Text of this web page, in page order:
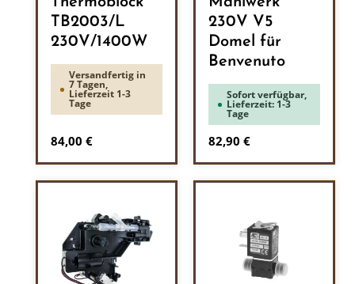
TB2003/L
230V/1400W
Versandfertig in
7 Tagen,
Lieferzeit 1-3
Tage
Regulärer Preis:
84,00 €
230V V5
Domel für
Benvenuto
Sofort verfügbar,
Lieferzeit: 1-3
Tage
Regulärer Preis:
82,90 €